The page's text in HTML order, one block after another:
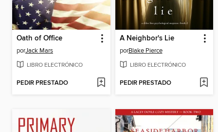
Oath of Office
porJack Mars
LIBRO ELECTRÓNICO
PEDIR PRESTADO
A Neighbor's Lie
porBlake Pierce
LIBRO ELECTRÓNICO
PEDIR PRESTADO